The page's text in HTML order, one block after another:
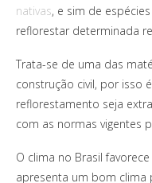
nativas, e sim de
reflorestar determinada
Trata-se de uma das
construção civil, por isso
reflorestamento seja
com as normas vigentes
O clima no Brasil
apresenta um bom clima